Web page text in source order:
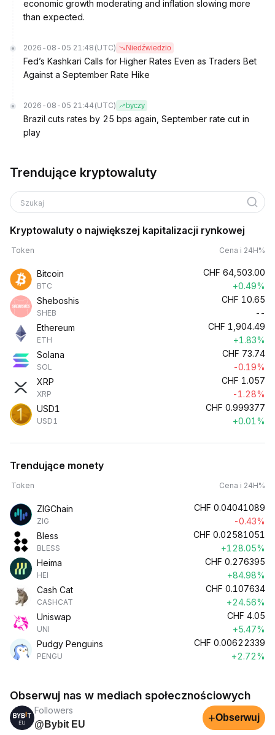
economic growth moderating and inflation slowing more
than expected.
2026-08-05 21:48 (UTC) Niedźwiedzio
Fed’s Kashkari Calls for Higher Rates Even as Traders Bet
Against a September Rate Hike
2026-08-05 21:44 (UTC) byczy
Brazil cuts rates by 25 bps again, September rate cut in
play
Trendujące kryptowaluty
Szukaj
Kryptowaluty o największej kapitalizacji rynkowej
Token Cena i 24H%
Bitcoin
BTC
CHF 64,503.00
+0.49%
Sheboshis
SHEB
CHF 10.65
--
Ethereum
ETH
CHF 1,904.49
+1.83%
Solana
SOL
CHF 73.74
-0.19%
XRP
XRP
CHF 1.057
-1.28%
USD1
USD1
CHF 0.999377
+0.01%
Trendujące monety
Token Cena i 24H%
ZIGChain
ZIG
CHF 0.04041089
-0.43%
Bless
BLESS
CHF 0.02581051
+128.05%
Heima
HEI
CHF 0.276395
+84.98%
Cash Cat
CASHCAT
CHF 0.107634
+24.56%
Uniswap
UNI
CHF 4.05
+5.47%
Pudgy Penguins
PENGU
CHF 0.00622339
+2.72%
Obserwuj nas w mediach społecznościowych
Followers
@Bybit EU
+Obserwuj